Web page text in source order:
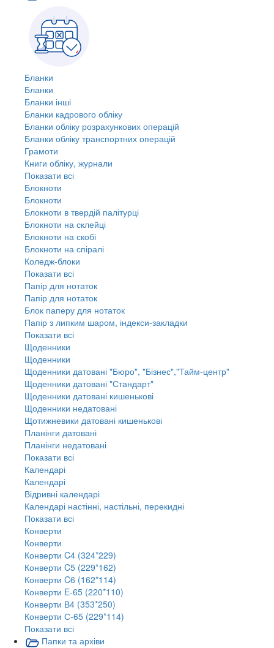
Бланки
Бланки
Бланки інші
Бланки кадрового обліку
Бланки обліку розрахункових операцій
Бланки обліку транспортних операцій
Грамоти
Книги обліку, журнали
Показати всі
Блокноти
Блокноти
Блокноти в твердій палітурці
Блокноти на склейці
Блокноти на скобі
Блокноти на спіралі
Коледж-блоки
Показати всі
Папір для нотаток
Папір для нотаток
Блок паперу для нотаток
Папір з липким шаром, індекси-закладки
Показати всі
Щоденники
Щоденники
Щоденники датовані "Бюро", "Бізнес","Тайм-центр"
Щоденники датовані "Стандарт"
Щоденники датовані кишенькові
Щоденники недатовані
Щотижневики датовані кишенькові
Планінги датовані
Планінги недатовані
Показати всі
Календарі
Календарі
Відривні календарі
Календарі настінні, настільні, перекидні
Показати всі
Конверти
Конверти
Конверти C4 (324*229)
Конверти C5 (229*162)
Конверти C6 (162*114)
Конверти E-65 (220*110)
Конверти В4 (353*250)
Конверти С-65 (229*114)
Показати всі
Папки та архіви